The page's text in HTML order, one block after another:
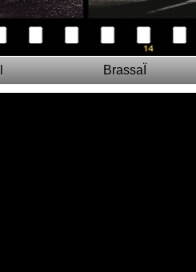
BrassaÏ